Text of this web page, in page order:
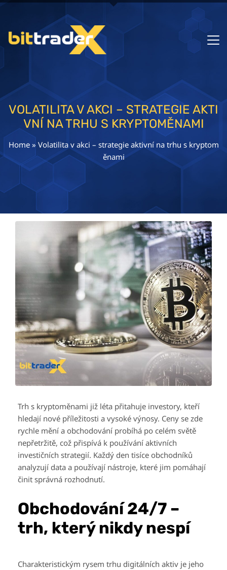
VOLATILITA V AKCI – STRATEGIE AKTI
VNÍ NA TRHU S KRYPTOMĚNAMI
Home» Volatilita v akci – strategie aktivní na trhu s kryptom
ěnami
Trh s kryptoměnami již léta přitahuje investory, kteří
hledají nové příležitosti a vysoké výnosy. Ceny se zde
rychle mění a obchodování probíhá po celém světě
nepřetržitě, což přispívá k používání aktivních
investičních strategií. Každý den tisíce obchodníků
analyzují data a používají nástroje, které jim pomáhají
činit správná rozhodnutí.
Obchodování 24/7 –
trh, který nikdy nespí
Charakteristickým rysem trhu digitálních aktiv je jeho